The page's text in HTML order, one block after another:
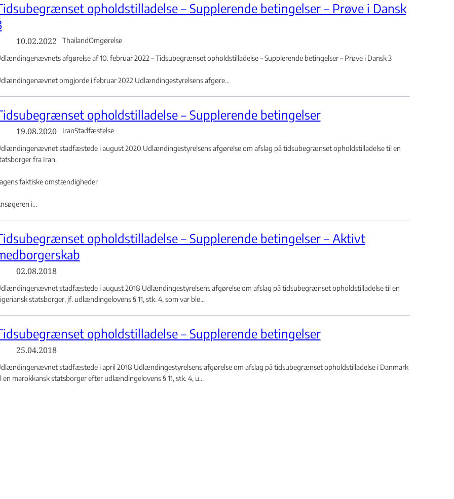
- Flere links
opholdstilladelse – Supplerende betingelser – Prøve i Dansk
10.02.2022 ThailandOmgørelse
afgørelse af 10. februar 2022 – Tidsubegrænset opholdstilladelse – Supplerende betingelser – Prøve i Dansk 3
omgjorde i februar 2022 Udlændingestyrelsens afgøre...
opholdstilladelse – Supplerende betingelser
19.08.2020 IranStadfæstelse
stadfæstede i august 2020 Udlændingestyrelsens afgørelse om afslag på tidsubegrænset opholdstilladelse til en
fra Iran.
faktiske omstændigheder
i...
opholdstilladelse – Supplerende betingelser – Aktivt
02.08.2018
stadfæstede i august 2018 Udlændingestyrelsens afgørelse om afslag på tidsubegrænset opholdstilladelse til en
statsborger, jf. udlændingelovens § 11, stk. 4, som var ble...
opholdstilladelse – Supplerende betingelser
25.04.2018
stadfæstede i april 2018 Udlændingestyrelsens afgørelse om afslag på tidsubegrænset opholdstilladelse i Danmark
en marokkansk statsborger efter udlændingelovens § 11, stk. 4, u...